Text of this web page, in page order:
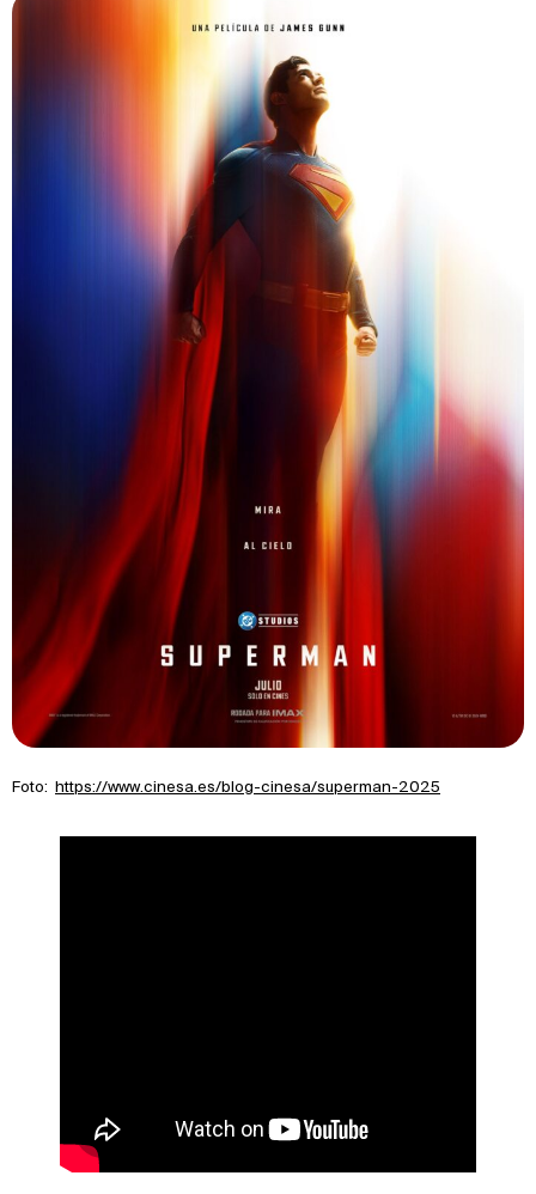
Foto: https://www.cinesa.es/blog-cinesa/superman-2025